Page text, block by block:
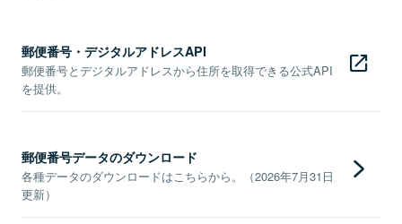
郵便番号・デジタルアドレスAPI
郵便番号とデジタルアドレスから住所を取得できる公式API
を提供。
郵便番号データのダウンロード
各種データのダウンロードはこちらから。（2026年7月31日
更新）